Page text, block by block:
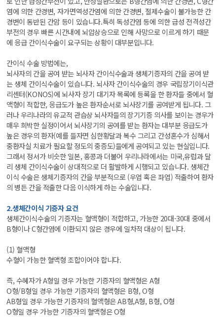
염에 의한 간경변, 자가면역성간염에 의한 간경변, 절제수술이 불가능한 간
경변이 동반된 간암 등이 있습니다.특히 독성간염 등에 의한 급성 전격성간
부전의 경우 빠른 시간내에 뇌압상승으로 인해 사망으로 이르게 하기 때문
에 응급 간이식수술이 요구되는 상황이 대부분입니다.
간이식 수술 방법에는,
뇌사자의 간을 공여 받는 뇌사자 간이식수술과 생체기증자의 간을 공여 받
는 생체 간이식수술이 있습니다. 뇌사자 간이식수술의 경우 국립장기이식관
리센터(KONOS)에 뇌사자 장기 대기자 목록에 등록을 한 환자들 중에서 혈
액형이 적합한, 응급도가 높은 환자순서로 뇌사장기를 공여받게 됩니다. 그
러나 우리나라의 유교적 관습상 뇌사자들의 장기기증 의사를 보이는 경우가
매우 희박한 실정이어서 뇌사장기의 공여를 받는 환자는 대부분 응급도가
높은 경우의 환자(예를 들자면 심한황달과 복수 그리고 간성혼수가 심해서
중환자실 치료가 필요할 정도의 중증도)들에게 공여되고 있는 현실입니다.
그래서 정서가 비슷한 일본, 홍콩과 더불어 우리나라에서는 미국,유럽과 달
리 생체 간이식수술이 상대적으로 더 활발하게 시행되고 있습니다. 생체간
이식 수술은 생체기증자의 간을 부분적으로 (우엽 혹은 좌엽) 적출하여 환자
의 병든 간을 적출한 다음 이식하게 하는 수술입니다.
2.생체간이식 기증자 요건
생체간이식수술의 기증자는 혈액형이 적합하고, 가능한 20대-30대 중에서
B형이나 C형간염에 이환되지 않은 경우에 일차적 대상이 됩니다.
(1) 혈액형
수혈이 가능한 혈액형 조합이어야 합니다.
즉, 수혜자가 A형일 경우 가능한 기증자의 혈액형은 A형
O형/B형일 경우 가능한 기증자의 혈액형은 B형, O형
AB형일 경우 가능한 기증자의 혈액형은 AB형,A형, B형, O형
O형일 경우 가능한 기증자의 혈액형은 O형